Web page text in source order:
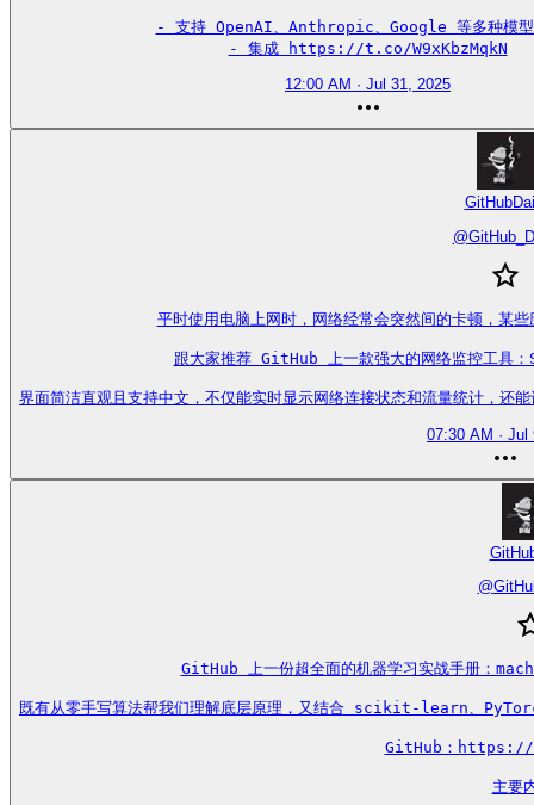
- 支持 OpenAI、Anthropic、Google 等多种模型
- 集成 https://t.co/W9xKbzMqkN
12:00 AM · Jul 31, 2025
@
平时使用电脑上网时，网络经常会突然间的卡顿，某
跟大家推荐 GitHub 上一款强大的网络监控工具
界面简洁直观且支持中文，不仅能实时显示网络连接状态和流量统计
07:30 AM · Jul
@
GitHub 上一份超全面的机器学习实战手册：
既有从零手写算法帮我们理解底层原理，又结合 scikit-learn、
GitHub：https://
主要